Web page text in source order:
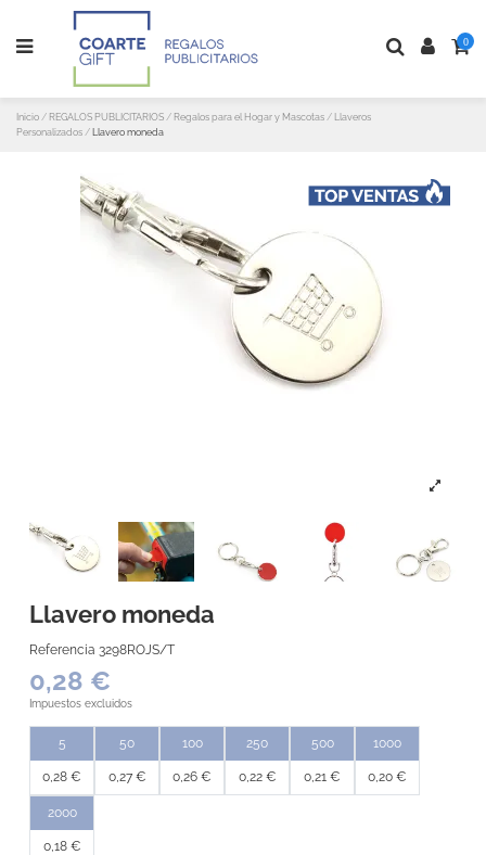
0
Inicio REGALOS PUBLICITARIOS Regalos para el Hogar y Mascotas
Llaveros
Personalizados
Llavero moneda
Llavero moneda
Referencia 3298ROJS/T
0,28 €
Impuestos excluidos
5
0,28 €
50
0,27 €
100
0,26 €
250
0,22 €
500
0,21 €
1000
0,20 €
2000
0,18 €